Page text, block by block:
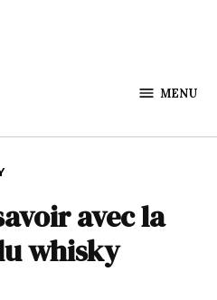
MENU
avec la
whisky